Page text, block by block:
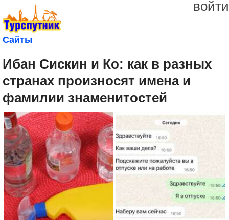
войти
Сайты
Ибан Сискин и Ко: как в разных
странах произносят имена и
фамилии знаменитостей